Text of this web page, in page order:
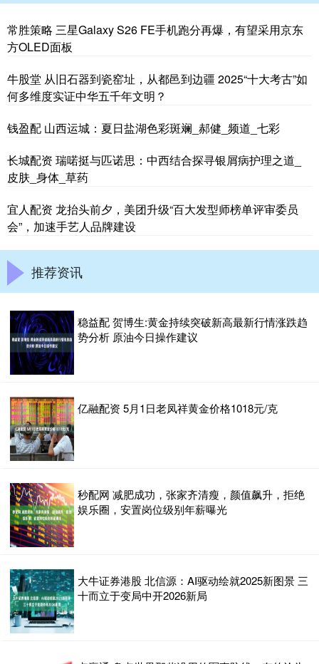
常胜策略 三星Galaxy S26 FE手机跑分再爆，有望采用京东
方OLED面板
牛股堂 从旧石器到瓷窑址，从都邑到边疆 2025“十大考古”如
何多维度实证中华五千年文明？
钱盈配 山西运城：夏日盐湖色彩斑斓_郝健_频道_七彩
长城配资 瑞喏挺与匹诺思：中西结合探寻银屑病护理之道_
皮肤_身体_草药
宜人配资 龙抬头前夕，美团升级“百大发型师榜单评审委员
会”，加速手艺人品牌建设
推荐资讯
稳益配 贺博生:黄金持续突破新高最新行情涨跌趋
势分析 原油今日操作建议
亿融配资 5月1日老凤祥黄金价格1018元/克
秒配网 减肥成功，张家齐清瘦，颜值飙升，拒绝
娱乐圈，安置岗位级别年薪曝光
大牛证券港股 北信源：AI驱动绘就2025新图景 三
十而立于变局中开2026新局